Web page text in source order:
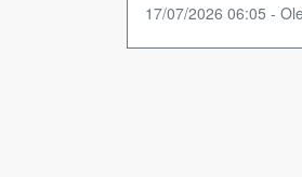
17/07/2026 06:05 -